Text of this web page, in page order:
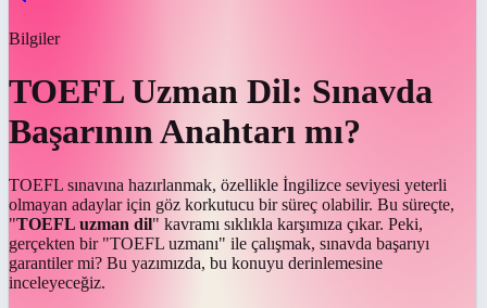
Bilgiler
TOEFL Uzman Dil: Sınavda
Başarının Anahtarı mı?
TOEFL sınavına hazırlanmak, özellikle İngilizce seviyesi yeterli
olmayan adaylar için göz korkutucu bir süreç olabilir. Bu süreçte,
"TOEFL uzman dil" kavramı sıklıkla karşımıza çıkar. Peki,
gerçekten bir "TOEFL uzmanı" ile çalışmak, sınavda başarıyı
garantiler mi? Bu yazımızda, bu konuyu derinlemesine
inceleyeceğiz.